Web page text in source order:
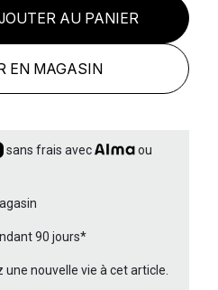
AU PANIER
EN MAGASIN
sans frais avec ou
90 jours*
une nouvelle vie à cet article.